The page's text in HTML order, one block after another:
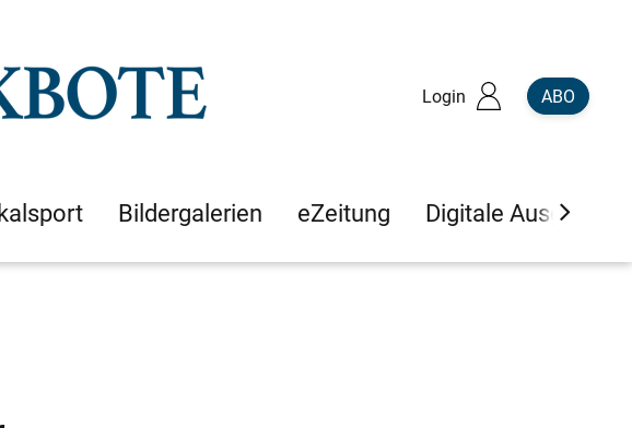
Login ABO
Bildergalerien eZeitung Digitale Ausgaben